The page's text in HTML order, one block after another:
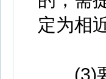
定为相
(3)要